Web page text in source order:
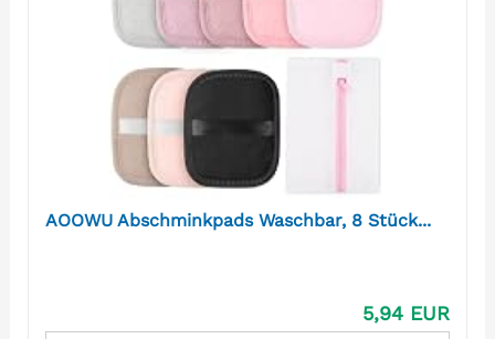
AOOWU Abschminkpads Waschbar, 8 Stück...
5,94 EUR